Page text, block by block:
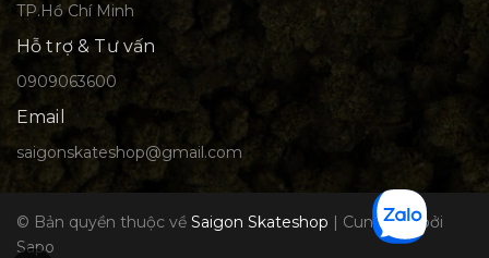
TP.Hồ Chí Minh
Hỗ trợ & Tư vấn
0909063600
Email
saigonskateshop@gmail.com
© Bản quyền thuộc về Saigon Skateshop | Cung cấp bởi
Sapo